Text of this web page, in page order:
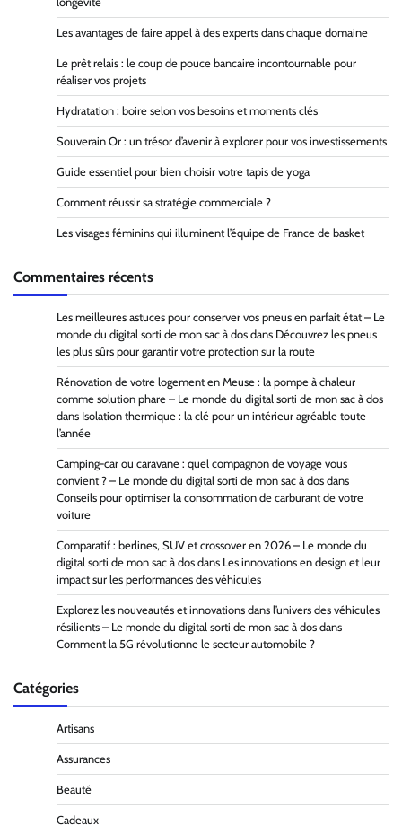
Les avantages de faire appel à des experts dans chaque domaine
Le prêt relais : le coup de pouce bancaire incontournable pour
réaliser vos projets
Hydratation : boire selon vos besoins et moments clés
Souverain Or : un trésor d’avenir à explorer pour vos investissements
Guide essentiel pour bien choisir votre tapis de yoga
Comment réussir sa stratégie commerciale ?
Les visages féminins qui illuminent l’équipe de France de basket
Commentaires récents
Les meilleures astuces pour conserver vos pneus en parfait état – Le
monde du digital sorti de mon sac à dos dans Découvrez les pneus
les plus sûrs pour garantir votre protection sur la route
Rénovation de votre logement en Meuse : la pompe à chaleur
comme solution phare – Le monde du digital sorti de mon sac à dos
dans Isolation thermique : la clé pour un intérieur agréable toute
l’année
Camping-car ou caravane : quel compagnon de voyage vous
convient ? – Le monde du digital sorti de mon sac à dos dans
Conseils pour optimiser la consommation de carburant de votre
voiture
Comparatif : berlines, SUV et crossover en 2026 – Le monde du
digital sorti de mon sac à dos dans Les innovations en design et leur
impact sur les performances des véhicules
Explorez les nouveautés et innovations dans l’univers des véhicules
résilients – Le monde du digital sorti de mon sac à dos dans
Comment la 5G révolutionne le secteur automobile ?
Catégories
Artisans
Assurances
Beauté
Cadeaux